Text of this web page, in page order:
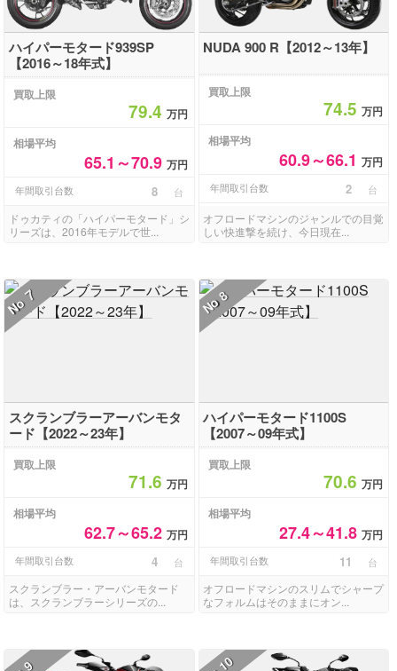
ハイパーモタード939SP
【2016～18年式】
買取上限
79.4万円
相場平均
65.1～70.9万円
年間取引台数 8 台
ドゥカティの「ハイパーモタード」シ
リーズは、2016年モデルで世...
NUDA 900 R【2012～13年】
買取上限
74.5 万円
相場平均
60.9～66.1 万円
年間取引台数 2 台
オフロードマシンのジャンルでの目覚
しい快進撃を続け、今日現在...
No7
スクランブラーアーバンモタ
ード【2022～23年】
買取上限
71.6万円
相場平均
62.7～65.2万円
年間取引台数 4 台
スクランブラー・アーバンモタード
は、スクランブラーシリーズの...
No8
ハイパーモタード1100S
【2007～09年式】
買取上限
70.6 万円
相場平均
27.4～41.8 万円
年間取引台数 11 台
オフロードマシンのスリムでシャープ
なフォルムはそのままにオン...
9 10